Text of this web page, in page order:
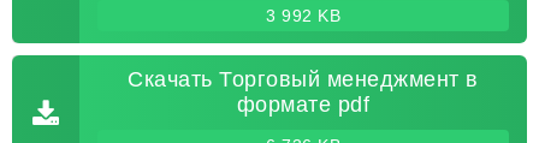
3 992 KB
Скачать Торговый менеджмент в
формате pdf